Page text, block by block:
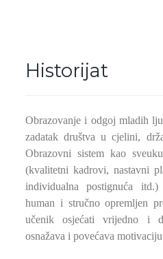
Historijat
Obrazovanje i odgoj mladih
zadatak društva u cjelini,
Obrazovni sistem kao
(kvalitetni kadrovi, nastavni
individualna postignuća itd.)
human i stručno opremljen
učenik osjećati vrijedno i
osnažava i povećava